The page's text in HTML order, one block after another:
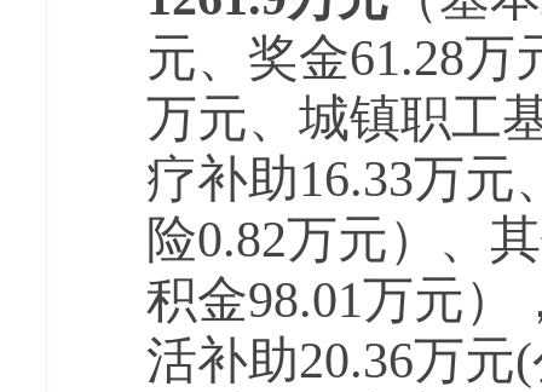
元、奖金61.28万
万元、 城镇职工
疗补助16.33万元
险0.82万元） 、
积金98.01万元）
活补助20.36万元